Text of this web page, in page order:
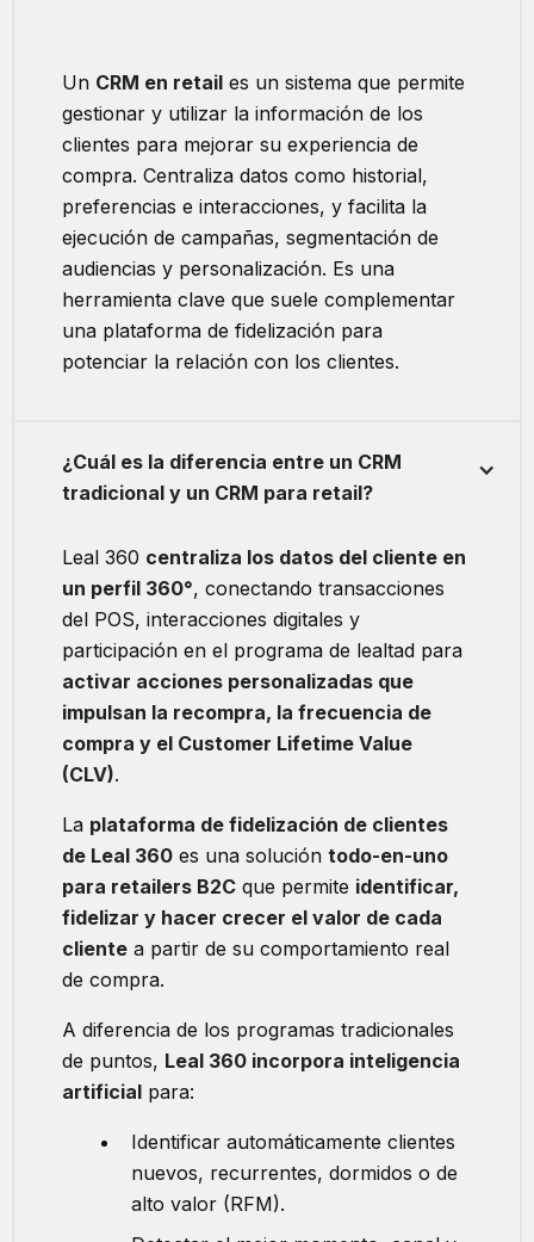
Un CRM en retail es un sistema que permite
gestionar y utilizar la información de los
clientes para mejorar su experiencia de
compra. Centraliza datos como historial,
preferencias e interacciones, y facilita la
ejecución de campañas, segmentación de
audiencias y personalización. Es una
herramienta clave que suele complementar
una plataforma de fidelización para
potenciar la relación con los clientes.
¿Cuál es la diferencia entre un CRM
tradicional y un CRM para retail?
Leal 360 centraliza los datos del cliente en
un perfil 360°, conectando transacciones
del POS, interacciones digitales y
participación en el programa de lealtad para
activar acciones personalizadas que
impulsan la recompra, la frecuencia de
compra y el Customer Lifetime Value
(CLV).
La plataforma de fidelización de clientes
de Leal 360 es una solución todo-en-uno
para retailers B2C que permite identificar,
fidelizar y hacer crecer el valor de cada
cliente a partir de su comportamiento real
de compra.
A diferencia de los programas tradicionales
de puntos, Leal 360 incorpora inteligencia
artificial para:
Identificar automáticamente clientes
nuevos, recurrentes, dormidos o de
alto valor (RFM).